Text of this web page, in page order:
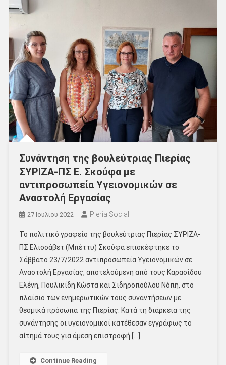
Συνάντηση της βουλεύτριας Πιερίας
ΣΥΡΙΖΑ-ΠΣ Ε. Σκούφα με
αντιπροσωπεία Υγειονομικών σε
Αναστολή Εργασίας
27 Ιουλίου 2022 Pieria Social
Το πολιτικό γραφείο της βουλεύτριας Πιερίας ΣΥΡΙΖΑ-
ΠΣ Ελισσάβετ (Μπέττυ) Σκούφα επισκέφτηκε το
Σάββατο 23/7/2022 αντιπροσωπεία Υγειονομικών σε
Αναστολή Εργασίας, αποτελούμενη από τους Καρασίδου
Ελένη, Πουλικίδη Κώστα και Σιδηροπούλου Νόπη, στο
πλαίσιο των ενημερωτικών τους συναντήσεων με
θεσμικά πρόσωπα της Πιερίας. Κατά τη διάρκεια της
συνάντησης οι υγειονομικοί κατέθεσαν εγγράφως το
αίτημά τους για άμεση επιστροφή […]
Continue Reading